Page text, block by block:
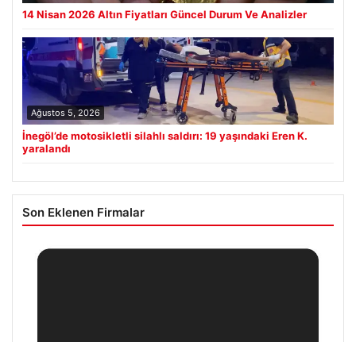
14 Nisan 2026 Altın Fiyatları Güncel Durum Ve Analizler
Ağustos 5, 2026
İnegöl’de motosikletli silahlı saldırı: 19 yaşındaki Eren K.
yaralandı
Son Eklenen Firmalar